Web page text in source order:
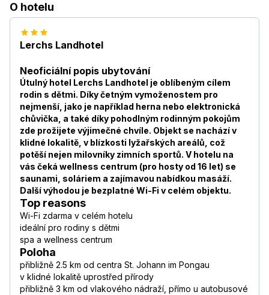
O hotelu
Lerchs Landhotel
Neoficiální popis ubytování
Útulný hotel Lerchs Landhotel je oblíbeným cílem
rodin s dětmi. Díky četným vymoženostem pro
nejmenší, jako je například herna nebo elektronická
chůvička, a také díky pohodlným rodinným pokojům
zde prožijete výjimečné chvíle. Objekt se nachází v
klidné lokalitě, v blízkosti lyžařských areálů, což
potěší nejen milovníky zimních sportů. V hotelu na
vás čeká wellness centrum (pro hosty od 16 let) se
saunami, soláriem a zajímavou nabídkou masáží.
Další výhodou je bezplatné Wi-Fi v celém objektu.
Top reasons
Wi-Fi zdarma v celém hotelu
ideální pro rodiny s dětmi
spa a wellness centrum
Poloha
přibližně 2.5 km od centra St. Johann im Pongau
v klidné lokalitě uprostřed přírody
přibližně 3 km od vlakového nádraží, přímo u autobusové